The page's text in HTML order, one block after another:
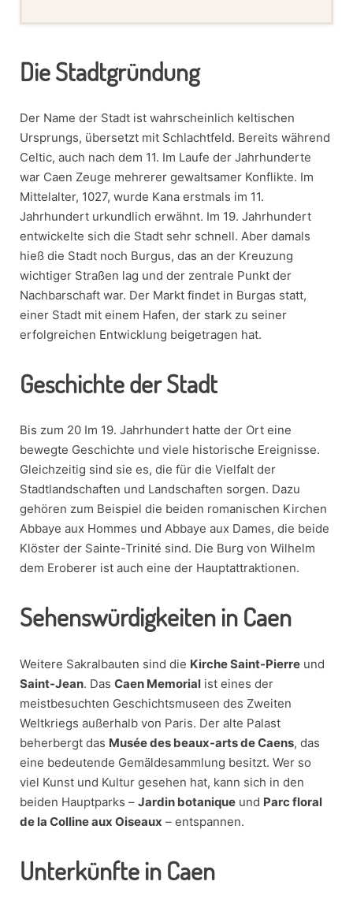
Die Stadtgründung
Der Name der Stadt ist wahrscheinlich keltischen
Ursprungs, übersetzt mit Schlachtfeld. Bereits während
Celtic, auch nach dem 11. Im Laufe der Jahrhunderte
war Caen Zeuge mehrerer gewaltsamer Konflikte. Im
Mittelalter, 1027, wurde Kana erstmals im 11.
Jahrhundert urkundlich erwähnt. Im 19. Jahrhundert
entwickelte sich die Stadt sehr schnell. Aber damals
hieß die Stadt noch Burgus, das an der Kreuzung
wichtiger Straßen lag und der zentrale Punkt der
Nachbarschaft war. Der Markt findet in Burgas statt,
einer Stadt mit einem Hafen, der stark zu seiner
erfolgreichen Entwicklung beigetragen hat.
Geschichte der Stadt
Bis zum 20 Im 19. Jahrhundert hatte der Ort eine
bewegte Geschichte und viele historische Ereignisse.
Gleichzeitig sind sie es, die für die Vielfalt der
Stadtlandschaften und Landschaften sorgen. Dazu
gehören zum Beispiel die beiden romanischen Kirchen
Abbaye aux Hommes und Abbaye aux Dames, die beide
Klöster der Sainte-Trinité sind. Die Burg von Wilhelm
dem Eroberer ist auch eine der Hauptattraktionen.
Sehenswürdigkeiten in Caen
Weitere Sakralbauten sind die Kirche Saint-Pierre und
Saint-Jean. Das Caen Memorial ist eines der
meistbesuchten Geschichtsmuseen des Zweiten
Weltkriegs außerhalb von Paris. Der alte Palast
beherbergt das Musée des beaux-arts de Caens, das
eine bedeutende Gemäldesammlung besitzt. Wer so
viel Kunst und Kultur gesehen hat, kann sich in den
beiden Hauptparks – Jardin botanique und Parc floral
de la Colline aux Oiseaux – entspannen.
Unterkünfte in Caen